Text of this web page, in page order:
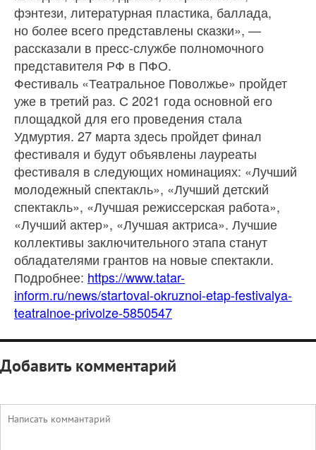
фэнтези, литературная пластика, баллада,
но более всего представлены сказки», —
рассказали в пресс-службе полномочного
представителя РФ в ПФО.
Фестиваль «Театральное Поволжье» пройдет
уже в третий раз. С 2021 года основной его
площадкой для его проведения стала
Удмуртия. 27 марта здесь пройдет финал
фестиваля и будут объявлены лауреаты
фестиваля в следующих номинациях: «Лучший
молодежный спектакль», «Лучший детский
спектакль», «Лучшая режиссерская работа»,
«Лучший актер», «Лучшая актриса». Лучшие
коллективы заключительного этапа станут
обладателями грантов на новые спектакли.
Подробнее: https://www.tatar-
inform.ru/news/startoval-okruznoi-etap-festivalya-
teatralnoe-privolze-5850547
Добавить комментарий